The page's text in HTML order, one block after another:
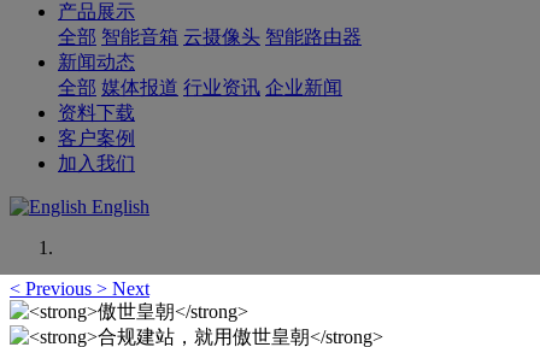
产品展示
全部 智能音箱 云摄像头 智能路由器
新闻动态
全部 媒体报道 行业资讯 企业新闻
资料下载
客户案例
加入我们
English
< Previous > Next